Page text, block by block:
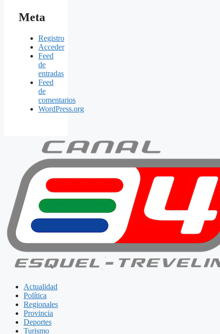
Meta
Registro
Acceder
Feed
de
entradas
Feed
de
comentarios
WordPress.org
Actualidad
Política
Regionales
Provincia
Deportes
Turismo